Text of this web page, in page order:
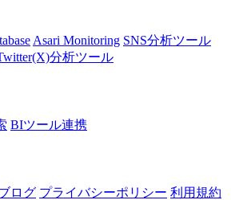
Asari Monitoring SNS分析ツール
分析ツール
BIツール連携
ログ プライバシーポリシー 利用規約